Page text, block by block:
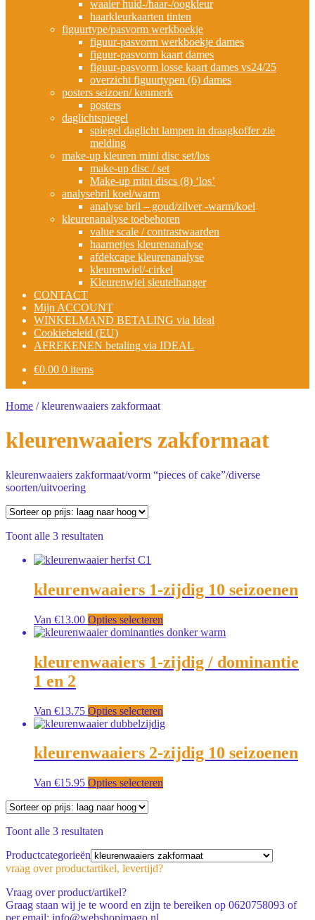
waaier huid-/haar-/oogkleur
haarkleurkaarten tinten
figuurtype/pasvorm werkboekje
figuur-pasvorm werkboekje dames
figuur-pasvorm kaart dames
figuur-pasvorm losse kaart dames vs24/25
overzicht figuurtypen (6) dames
posters seizoen/ kenmerk
posters
daglichtspiegel
spiegel daglicht lampen in draagkoffer zie
melding
make-up kleuren mini disc set/los
make-up disc / set
Make-up mini discs (8) ‘los’
analysebril koel/warm
analyse bril – goud/zilver -warm/koel
kleurenanalyse toebehoren
value scale / contrastwaarden
haarnetjes kleurenanalyse
afdekcape kleurenanalyse
kleurenwiel/-cirkel
Kleurenwiel sleutelhanger
CONTACT
Mijn ACCOUNT
WINKELMAND BETALING via Ideal
Cookiebeleid (EU)
AFREKENEN betaling via IDEAL
€0.00 0 items
Home /kleurenwaaiers zakformaat
kleurenwaaiers zakformaat
kleurenwaaiers zakformaat/vorm “pieces of cake”/diverse
soorten/uitvoering
Toont alle 3 resultaten
prijs:
naar
hoog
kleurenwaaiers 1-zijdig 10 seizoenen
Van €13.00 Opties selecteren
product
meerdere
variaties.
kan
gekozen
worden
op
de
kleurenwaaiers 1-zijdig / dominantie
1 en 2
Van €13.75 Opties selecteren
product
meerdere
variaties.
optie
de
productpagina
kleurenwaaiers 2-zijdig 10 seizoenen
Van €15.95 Opties selecteren
optie
kan
op
Toont alle 3 resultaten
prijs:
laag
hoog
Productcategorieën
vraag over productartikel, levertijd?
Vraag over product/artikel?
Graag staan wij je te woord en zijn te bereiken op 0620758093 of